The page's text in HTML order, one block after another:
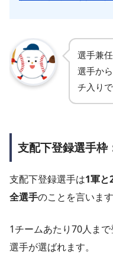
選手兼
選手か
チ入り
支配下登録選手枠
支配下登録選手は1軍と
全選手のことを言います
1チームあたり70人ま
選手が選ばれます。